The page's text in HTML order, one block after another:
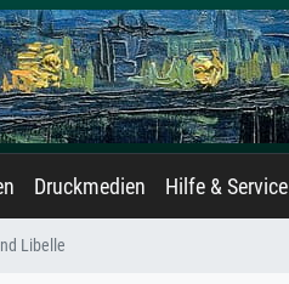
Druckmedien Hilfe & Service
Libelle